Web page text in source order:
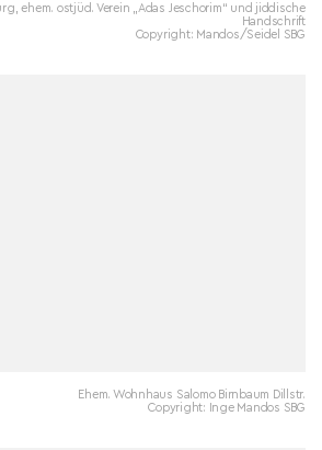
ehem. ostjüd. Verein „Adas Jeschorim“ und jiddische
Handschrift
Copyright: Mandos/Seidel SBG
Ehem. Wohnhaus Salomo Birnbaum Dillstr.
Copyright: Inge Mandos SBG